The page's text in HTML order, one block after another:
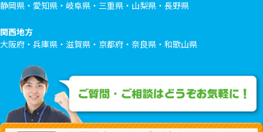
静岡県・愛知県・岐阜県・三重県・山梨県・長野県
関西地方
大阪府・兵庫県・滋賀県・京都府・奈良県・和歌山県